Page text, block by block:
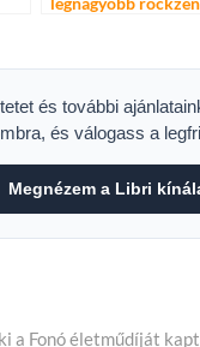
és további
és válogass a
Megnézem a Libri
a Fonó életműdíját